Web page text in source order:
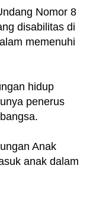
Nomor 8
disabilitas di
memenuhi
hidup
penerus
Anak
anak dalam